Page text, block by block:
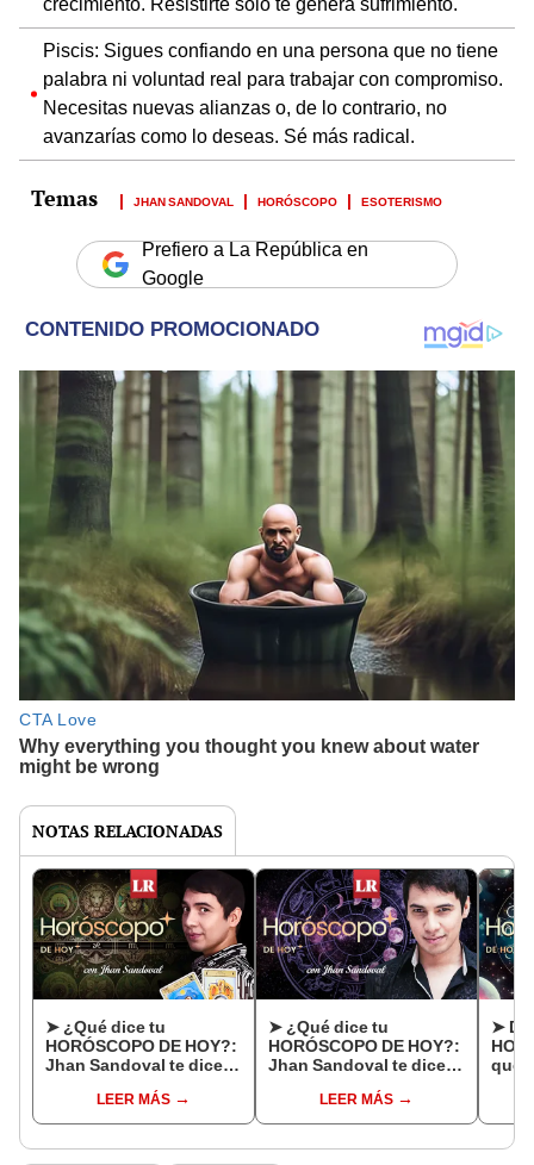
Piscis: Sigues confiando en una persona que no tiene
palabra ni voluntad real para trabajar con compromiso.
Necesitas nuevas alianzas o, de lo contrario, no
avanzarías como lo deseas. Sé más radical.
JHAN SANDOVAL HORÓSCOPO ESOTERISMO
Prefiero a La República en
Google
NOTAS RELACIONADAS
➤ ¿Qué dice tu
HORÓSCOPO DE HOY?:
Jhan Sandoval te dice
los astros este martes
19 de mayo
LEER MÁS
➤ ¿Qué dice tu
HORÓSCOPO DE HOY?:
Jhan Sandoval te dice
los astros este
miércoles 20 de mayo
LEER MÁS
➤
qué